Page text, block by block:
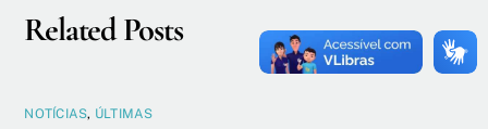
Related Posts
NOTÍCIAS, ÚLTIMAS